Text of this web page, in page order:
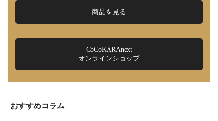
商品を見る
CoCoKARAnext
オンラインショップ
おすすめコラム